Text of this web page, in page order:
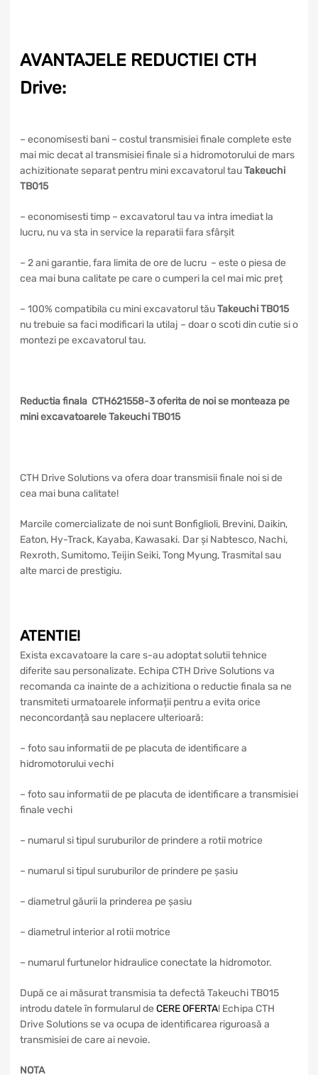
AVANTAJELE REDUCTIEI CTH
Drive:
– economisesti bani – costul transmisiei finale complete este
mai mic decat al transmisiei finale si a hidromotorului de mars
achizitionate separat pentru mini excavatorul tauTakeuchi
TB015
– economisesti timp – excavatorul tau va intra imediat la
lucru, nu va sta in service la reparatii fara sfârșit
– 2 ani garantie, fara limita de ore de lucru – este o piesa de
cea mai buna calitate pe care o cumperi la cel mai mic preț
– 100% compatibila cu mini excavatorul tăuTakeuchi TB015
nu trebuie sa faci modificari la utilaj – doar o scoti din cutie si o
montezi pe excavatorul tau.
Reductia finala CTH621558-3 oferita de noi se monteaza pe
mini excavatoarele Takeuchi TB015
CTH Drive Solutions va ofera doar transmisii finale noi si de
cea mai buna calitate!
Marcile comercializate de noi sunt Bonfiglioli, Brevini, Daikin,
Eaton, Hy-Track, Kayaba, Kawasaki. Dar și Nabtesco, Nachi,
Rexroth, Sumitomo, Teijin Seiki, Tong Myung, Trasmital sau
alte marci de prestigiu.
ATENTIE!
Exista excavatoare la care s-au adoptat solutii tehnice
diferite sau personalizate. Echipa CTH Drive Solutions va
recomanda ca inainte de a achizitiona o reductie finala sa ne
transmiteti urmatoarele informații pentru a evita orice
neconcordanță sau neplacere ulterioară:
– foto sau informatii de pe placuta de identificare a
hidromotorului vechi
– foto sau informatii de pe placuta de identificare a transmisiei
finale vechi
– numarul si tipul suruburilor de prindere a rotii motrice
– numarul si tipul suruburilor de prindere pe șasiu
– diametrul găurii la prinderea pe șasiu
– diametrul interior al rotii motrice
– numarul furtunelor hidraulice conectate la hidromotor.
După ce ai măsurat transmisia ta defectă Takeuchi TB015
introdu datele în formularul de CERE OFERTA! Echipa CTH
Drive Solutions se va ocupa de identificarea riguroasă a
transmisiei de care ai nevoie.
NOTA